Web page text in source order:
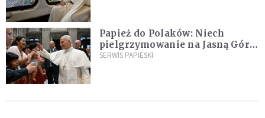
Papież do Polaków: Niech
pielgrzymowanie na Jasną Górę
umocni wiarę i nadzieję
SERWIS PAPIESKI